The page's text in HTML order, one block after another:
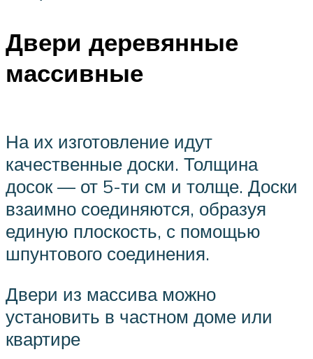
Двери деревянные
массивные
На их изготовление идут
качественные доски. Толщина
досок — от 5-ти см и толще. Доски
взаимно соединяются, образуя
единую плоскость, с помощью
шпунтового соединения.
Двери из массива можно
установить в частном доме или
квартире